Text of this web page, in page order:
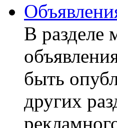
В разделе
быть
других